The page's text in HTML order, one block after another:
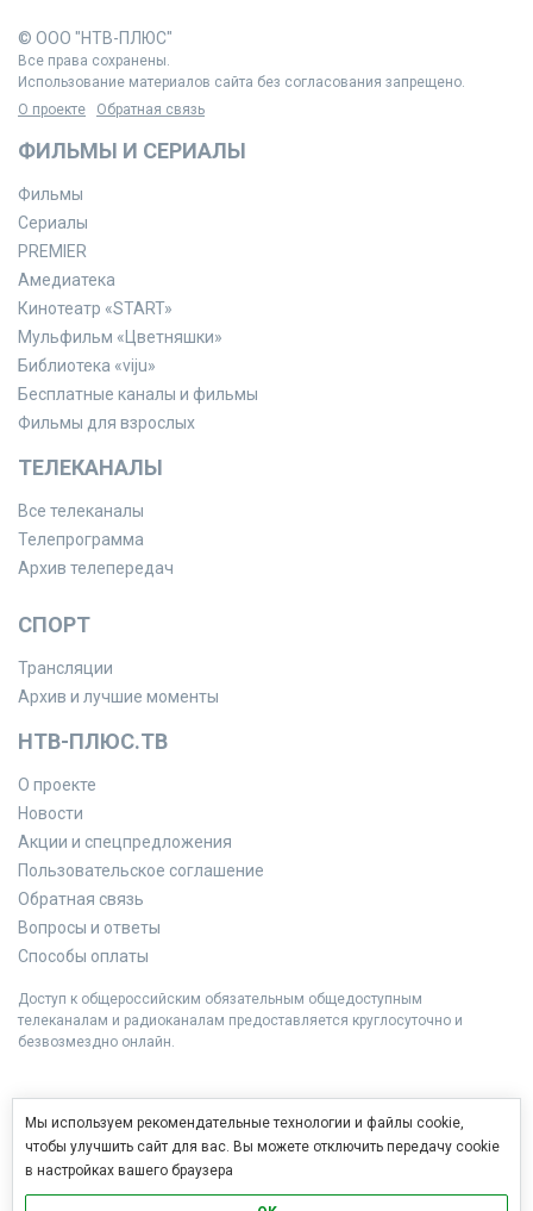
© ООО "НТВ-ПЛЮС"
Все права сохранены.
Использование материалов сайта без согласования запрещено.
О проекте
Обратная связь
ФИЛЬМЫ И СЕРИАЛЫ
Фильмы
Сериалы
PREMIER
Амедиатека
Кинотеатр «START»
Мульфильм «Цветняшки»
Библиотека «viju»
Бесплатные каналы и фильмы
Фильмы для взрослых
ТЕЛЕКАНАЛЫ
Все телеканалы
Телепрограмма
Архив телепередач
СПОРТ
Трансляции
Архив и лучшие моменты
НТВ-ПЛЮС.ТВ
О проекте
Новости
Акции и спецпредложения
Пользовательское соглашение
Обратная связь
Вопросы и ответы
Способы оплаты
Доступ к общероссийским обязательным общедоступным
телеканалам и радиоканалам предоставляется круглосуточно и
безвозмездно онлайн.
Мы используем рекомендательные технологии и файлы cookie,
чтобы улучшить сайт для вас. Вы можете отключить передачу cookie
в настройках вашего браузера